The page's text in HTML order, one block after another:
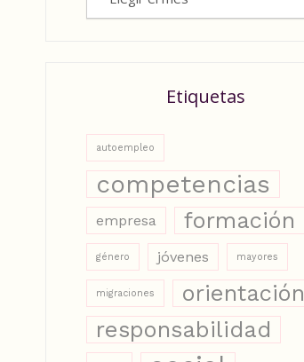
Etiquetas
autoempleo
competencias
empresa formación
género jóvenes mayores
migraciones
orientación
responsabilidad